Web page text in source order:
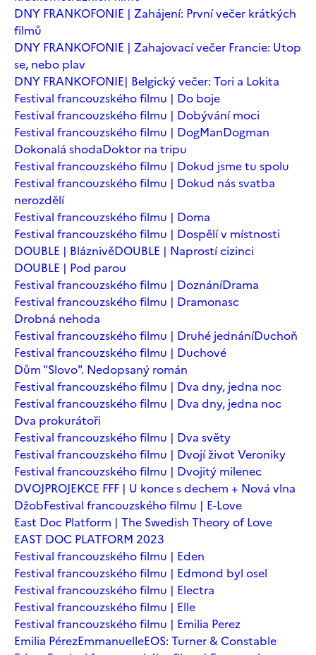
DNY FRANKOFONIE | Zahájení: První večer krátkých
filmů
DNY FRANKOFONIE | Zahajovací večer Francie: Utop
se, nebo plav
DNY FRANKOFONIE| Belgický večer: Tori a Lokita
Festival francouzského filmu | Do boje
Festival francouzského filmu | Dobývání moci
Festival francouzského filmu | DogManDogman
Dokonalá shodaDoktor na tripu
Festival francouzského filmu | Dokud jsme tu spolu
Festival francouzského filmu | Dokud nás svatba
nerozdělí
Festival francouzského filmu | Doma
Festival francouzského filmu | Dospělí v místnosti
DOUBLE | BláznivěDOUBLE | Naprostí cizinci
DOUBLE | Pod parou
Festival francouzského filmu | DoznáníDrama
Festival francouzského filmu | Dramonasc
Drobná nehoda
Festival francouzského filmu | Druhé jednáníDuchoň
Festival francouzského filmu | Duchové
Dům "Slovo". Nedopsaný román
Festival francouzského filmu | Dva dny, jedna noc
Festival francouzského filmu | Dva dny, jedna noc
Dva prokurátoři
Festival francouzského filmu | Dva světy
Festival francouzského filmu | Dvojí život Veroniky
Festival francouzského filmu | Dvojitý milenec
DVOJPROJEKCE FFF | U konce s dechem + Nová vlna
DžobFestival francouzského filmu | E-Love
East Doc Platform | The Swedish Theory of Love
EAST DOC PLATFORM 2023
Festival francouzského filmu | Eden
Festival francouzského filmu | Edmond byl osel
Festival francouzského filmu | Electra
Festival francouzského filmu | Elle
Festival francouzského filmu | Emilia Perez
Emilia PérezEmmanuelleEOS: Turner & Constable